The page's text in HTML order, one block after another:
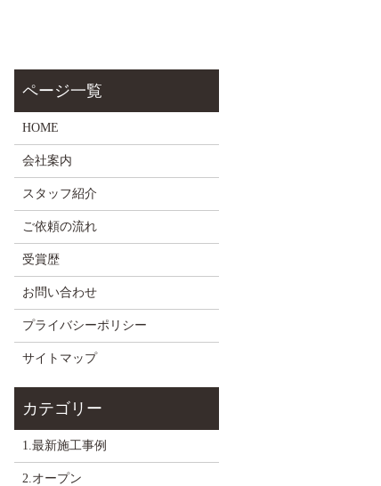
HOME
会社案内
スタッフ紹介
ご依頼の流れ
受賞歴
お問い合わせ
プライバシーポリシー
サイトマップ
1.最新施工事例
2.オープン